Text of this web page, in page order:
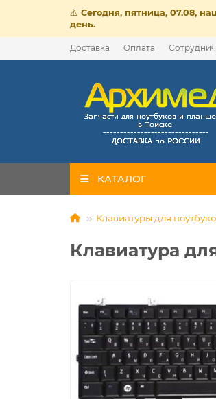
⚠️ Сегодня, пятница, 07.08,
день.
Доставка Оплата
КАТАЛОГ
Клавиатуры для
Клавиатура